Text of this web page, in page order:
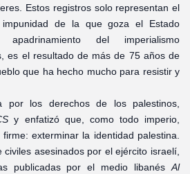
Estos registros solo representan el
de la que goza el Estado
del imperialismo
es el resultado de más de 75 años de
que ha hecho mucho para resistir y
por los derechos de los palestinos,
y enfatizó que, como todo imperio,
exterminar la identidad palestina.
asesinados por el ejército israelí,
publicadas por el medio libanés Al